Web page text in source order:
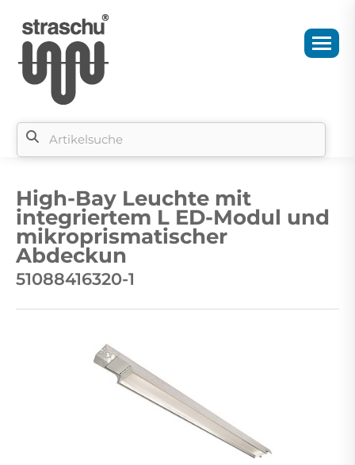
High-Bay Leuchte mit
integriertem L ED-Modul und
mikroprismatischer
Abdeckun
51088416320-1